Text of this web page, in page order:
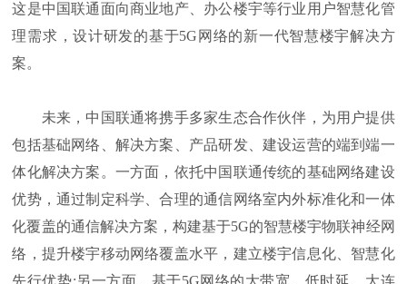
这是中国联通面向商业地产、办公楼宇等行业用户智慧化管
理需求，设计研发的基于5G网络的新一代智慧楼宇解决方
案。
未来，中国联通将携手多家生态合作伙伴，为用户提供
包括基础网络、解决方案、产品研发、建设运营的端到端一
体化解决方案。一方面，依托中国联通传统的基础网络建设
优势，通过制定科学、合理的通信网络室内外标准化和一体
化覆盖的通信解决方案，构建基于5G的智慧楼宇物联神经网
络，提升楼宇移动网络覆盖水平，建立楼宇信息化、智慧化
先行优势;另一方面，基于5G网络的大带宽、低时延、大连